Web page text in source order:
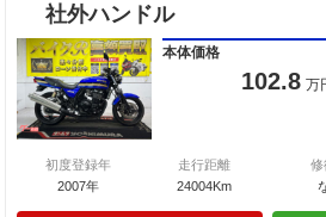
社外ハンドル
本体価格
102.8 万
初度登録年
2007年
走行距離
24004Km
修